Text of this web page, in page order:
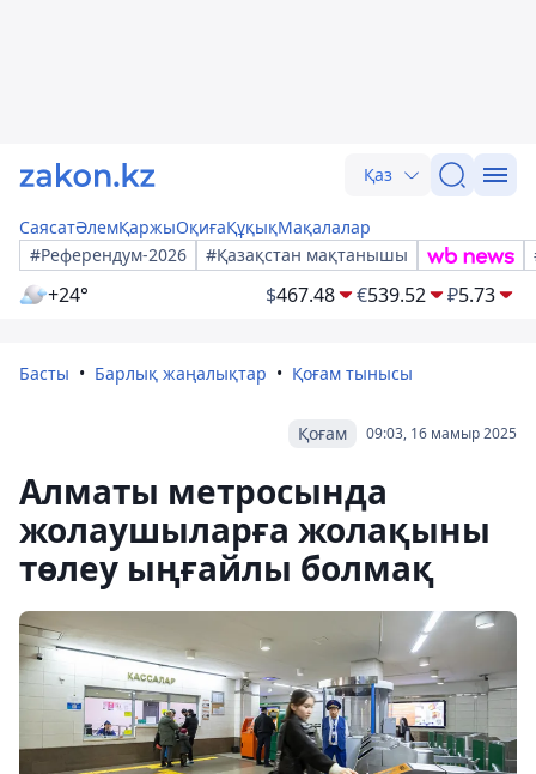
Қаз
СаясатӘлемҚаржыОқиғаҚұқықМақалалар
#Референдум-2026
#Қазақстан мақтанышы
+24° $467.48 €539.52 ₽5.73
Басты Барлық жаңалықтар Қоғам тынысы
09:03, 16 мамыр 2025
Қоғам
Алматы метросында
жолаушыларға жолақыны
төлеу ыңғайлы болмақ